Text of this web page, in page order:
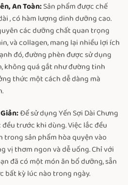
An Toàn:Sản phẩm được chế
, có hàm lượng dinh dưỡng cao.
các dưỡng chất quan trọng
và collagen, mang lại nhiều lợi ích
đó, đường phèn được sử dụng
không quá gắt như đường tinh
thức một cách dễ dàng mà
Để sử dụng Yến Sợi Dài Chưng
trước khi dùng. Việc lắc đều
trong sản phẩm hòa quyện vào
vị thơm ngon và dễ uống. Chỉ với
đã có một món ăn bổ dưỡng, sẵn
bất kỳ lúc nào trong ngày.